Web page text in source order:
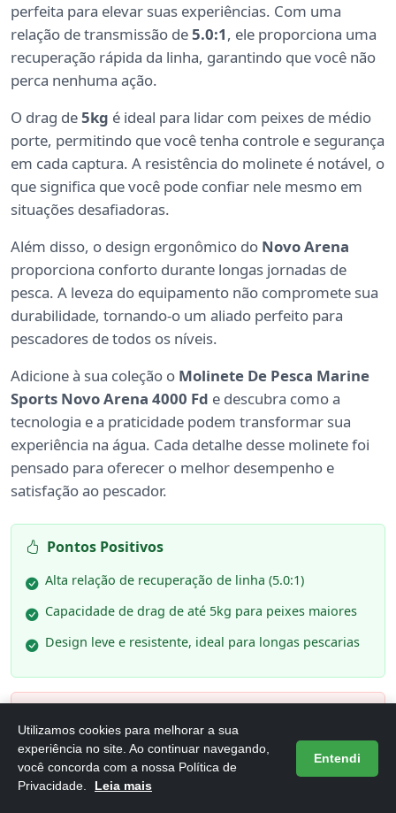
perfeita para elevar suas experiências. Com uma
relação de transmissão de5.0:1, ele proporciona uma
recuperação rápida da linha, garantindo que você não
perca nenhuma ação.
O drag de5kg é ideal para lidar com peixes de médio
porte, permitindo que você tenha controle e segurança
em cada captura. A resistência do molinete é notável, o
que significa que você pode confiar nele mesmo em
situações desafiadoras.
Além disso, o design ergonômico do Novo Arena
proporciona conforto durante longas jornadas de
pesca. A leveza do equipamento não compromete sua
durabilidade, tornando-o um aliado perfeito para
pescadores de todos os níveis.
Adicione à sua coleção o Molinete De Pesca Marine
Sports Novo Arena 4000 Fd e descubra como a
tecnologia e a praticidade podem transformar sua
experiência na água. Cada detalhe desse molinete foi
pensado para oferecer o melhor desempenho e
satisfação ao pescador.
Pontos Positivos
Alta relação de recuperação de linha (5.0:1)
Capacidade de drag de até 5kg para peixes maiores
Design leve e resistente, ideal para longas pescarias
Pode não ser ideal para pescarias em água salgada
Alguns usuários podem preferir modelos com mais
Utilizamos cookies para melhorar a sua
experiência no site. Ao continuar navegando,
você concorda com a nossa Política de
Privacidade.
Leia mais
Entendi